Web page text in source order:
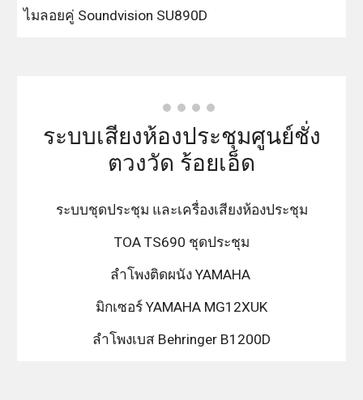
ไมลอยคู่ Soundvision SU890D
ระบบเสียงห้องประชุมศูนย์ชั่ง
ตวงวัด ร้อยเอ็ด
ระบบชุดประชุม และเครื่องเสียงห้องประชุม
TOA TS690 ชุดประชุม
ลำโพงติดผนัง YAMAHA
มิกเซอร์ YAMAHA MG12XUK
ลำโพงเบส Behringer B1200D